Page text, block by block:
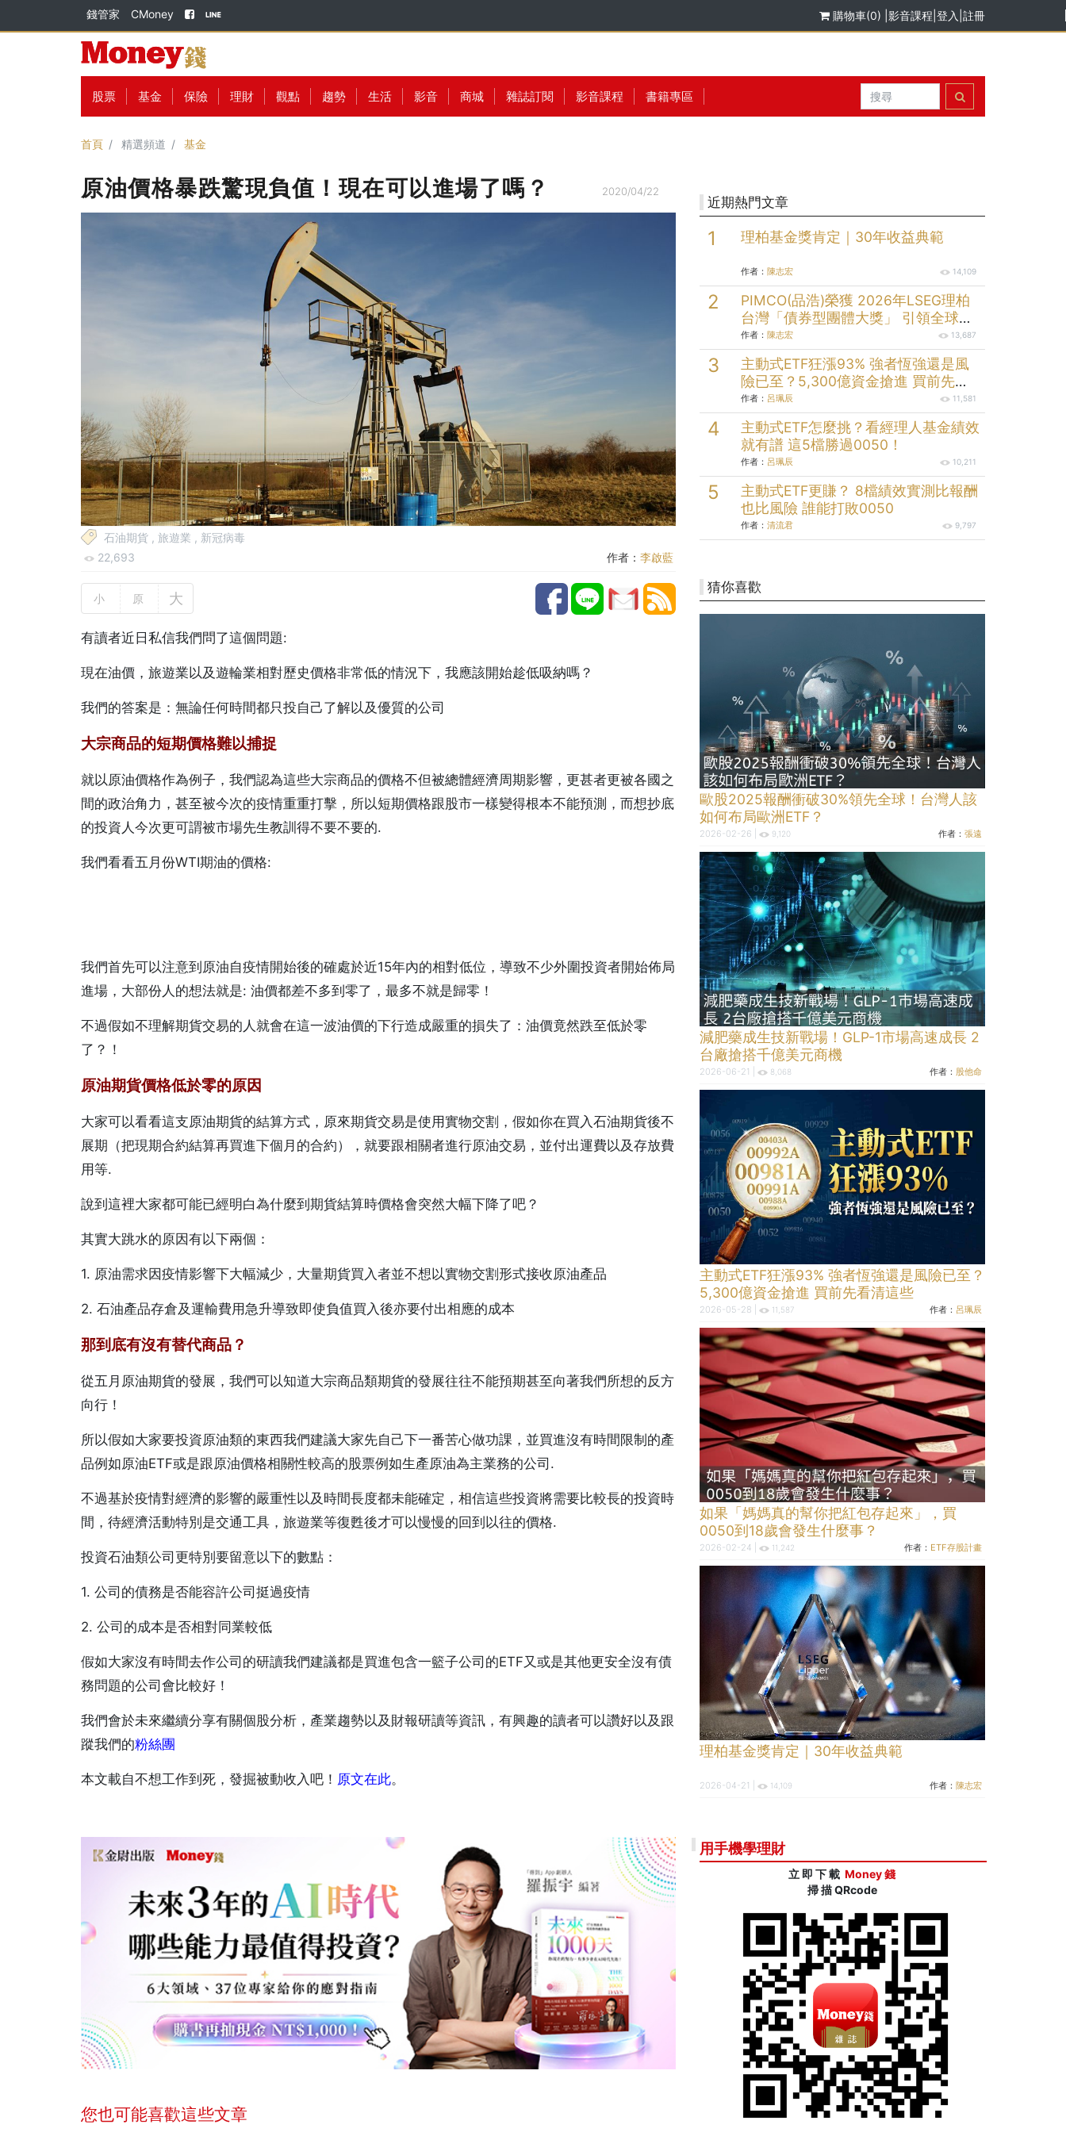
錢管家 CMoney 購物車(0) 影音課程 登入 註冊
股票 基金 保險 理財 觀點 趨勢 生活 影音 商城 雜誌訂閱 影音課程 書籍專區
首頁 精選頻道 基金
原油價格暴跌驚現負值！現在可以進場了嗎？ 2020/04/22
石油期貨 , 旅遊業 , 新冠病毒
22,693
作者： 李啟藍
小 原 大
有讀者近日私信我們問了這個問題:
現在油價，旅遊業以及遊輪業相對歷史價格非常低的情況下，我應該開始趁低吸納嗎？
我們的答案是：無論任何時間都只投自己了解以及優質的公司
大宗商品的短期價格難以捕捉
就以原油價格作為例子，我們認為這些大宗商品的價格不但被總體經濟周期影響，更甚者更被各國之
間的政治角力，甚至被今次的疫情重重打擊，所以短期價格跟股市一樣變得根本不能預測，而想抄底
的投資人今次更可謂被市場先生教訓得不要不要的.
我們看看五月份WTI期油的價格:
我們首先可以注意到原油自疫情開始後的確處於近15年內的相對低位，導致不少外圍投資者開始佈局
進場，大部份人的想法就是: 油價都差不多到零了，最多不就是歸零！
不過假如不理解期貨交易的人就會在這一波油價的下行造成嚴重的損失了：油價竟然跌至低於零
了？！
原油期貨價格低於零的原因
大家可以看看這支原油期貨的結算方式，原來期貨交易是使用實物交割，假如你在買入石油期貨後不
展期（把現期合約結算再買進下個月的合約），就要跟相關者進行原油交易，並付出運費以及存放費
用等.
說到這裡大家都可能已經明白為什麼到期貨結算時價格會突然大幅下降了吧？
其實大跳水的原因有以下兩個：
1. 原油需求因疫情影響下大幅減少，大量期貨買入者並不想以實物交割形式接收原油產品
2. 石油產品存倉及運輸費用急升導致即使負值買入後亦要付出相應的成本
那到底有沒有替代商品？
從五月原油期貨的發展，我們可以知道大宗商品類期貨的發展往往不能預期甚至向著我們所想的反方
向行！
所以假如大家要投資原油類的東西我們建議大家先自己下一番苦心做功課，並買進沒有時間限制的產
品例如原油ETF或是跟原油價格相關性較高的股票例如生產原油為主業務的公司.
不過基於疫情對經濟的影響的嚴重性以及時間長度都未能確定，相信這些投資將需要比較長的投資時
間，待經濟活動特別是交通工具，旅遊業等復甦後才可以慢慢的回到以往的價格.
投資石油類公司更特別要留意以下的數點：
1. 公司的債務是否能容許公司挺過疫情
2. 公司的成本是否相對同業較低
假如大家沒有時間去作公司的研讀我們建議都是買進包含一籃子公司的ETF又或是其他更安全沒有債
務問題的公司會比較好！
我們會於未來繼續分享有關個股分析，產業趨勢以及財報研讀等資訊，有興趣的讀者可以讚好以及跟
蹤我們的粉絲團
本文載自不想工作到死，發掘被動收入吧！ 原文在此。
近期熱門文章
理柏基金獎肯定｜30年收益典範
作者： 陳志宏 14,109
PIMCO(品浩)榮獲 2026年LSEG理柏
台灣「債券型團體大獎」 引領全球固
定收益投資逾半世紀的投資實力
作者： 陳志宏 13,687
主動式ETF狂漲93% 強者恆強還是風
險已至？5,300億資金搶進 買前先看
清這些
作者： 呂珮辰 11,581
主動式ETF怎麼挑？看經理人基金績效
就有譜 這5檔勝過0050！
作者： 呂珮辰 10,211
主動式ETF更賺？ 8檔績效實測比報酬
也比風險 誰能打敗0050
作者： 清流君 9,797
猜你喜歡
歐股2025報酬衝破30%領先全球！台灣人該
如何布局歐洲ETF？
2026-02-26 | 9,120 作者：張遠
減肥藥成生技新戰場！GLP-1市場高速成長 2
台廠搶搭千億美元商機
2026-06-21 | 8,068 作者： 股他命
主動式ETF狂漲93% 強者恆強還是風險已至？
5,300億資金搶進 買前先看清這些
2026-05-28 | 11,587 作者： 呂珮辰
如果「媽媽真的幫你把紅包存起來」，買
0050到18歲會發生什麼事？
2026-02-24 | 11,242 作者： ETF存股計畫
理柏基金獎肯定｜30年收益典範
2026-04-21 | 14,109 作者：陳志宏
用手機學理財
立 即 下 載 Money 錢
掃 描 QRcode